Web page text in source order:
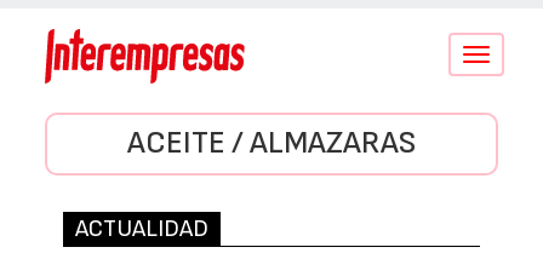
Conmutar
ACEITE / ALMAZARAS
ACTUALIDAD